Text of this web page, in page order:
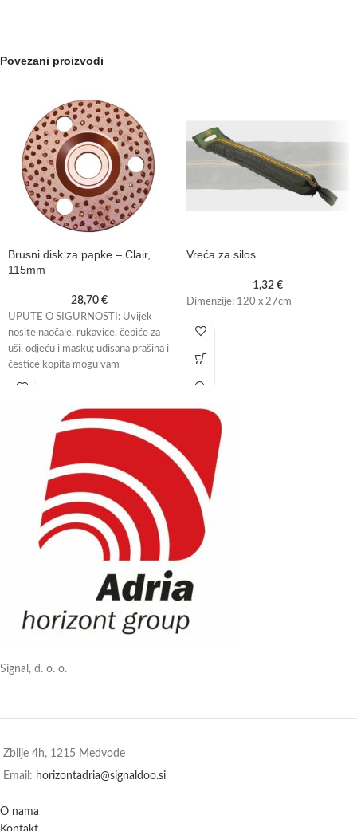
Povezani proizvodi
Brusni disk za papke – Clair,
115mm
28,70 €
UPUTE O SIGURNOSTI: Uvijek
nosite naočale, rukavice, čepiće za
uši, odjeću i masku; udisana prašina i
čestice kopita mogu vam
Vreća za silos
1,32 €
Dimenzije: 120 x 27cm
Signal, d. o. o.
Zbilje 4h, 1215 Medvode
Email: horizontadria@signaldoo.si
O nama